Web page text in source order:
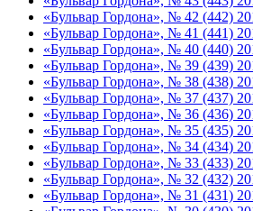
«Бульвар Гордона», № 42 (442)
«Бульвар Гордона», № 41 (441)
«Бульвар Гордона», № 40 (440)
«Бульвар Гордона», № 39 (439)
«Бульвар Гордона», № 38 (438)
«Бульвар Гордона», № 37 (437)
«Бульвар Гордона», № 36 (436)
«Бульвар Гордона», № 35 (435)
«Бульвар Гордона», № 34 (434)
«Бульвар Гордона», № 33 (433)
«Бульвар Гордона», № 32 (432)
«Бульвар Гордона», № 31 (431)